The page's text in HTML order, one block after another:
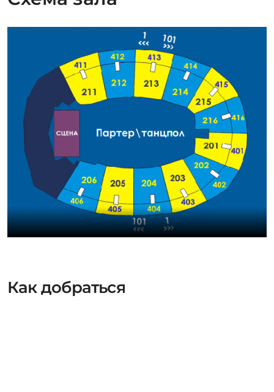
Как добраться